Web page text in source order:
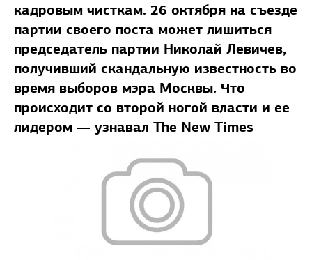
кадровым чисткам. 26 октября на съезде
партии своего поста может лишиться
председатель партии Николай Левичев,
получивший скандальную известность во
время выборов мэра Москвы. Что
происходит со второй ногой власти и ее
лидером — узнавал The New Times